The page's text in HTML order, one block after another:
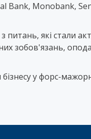
Bank, Monobank,
питань, які стали
зобов'язань,
у форс-